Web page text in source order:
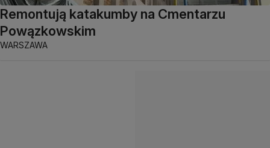
Remontują katakumby na Cmentarzu
Powązkowskim
WARSZAWA